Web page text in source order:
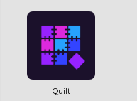
Quilt